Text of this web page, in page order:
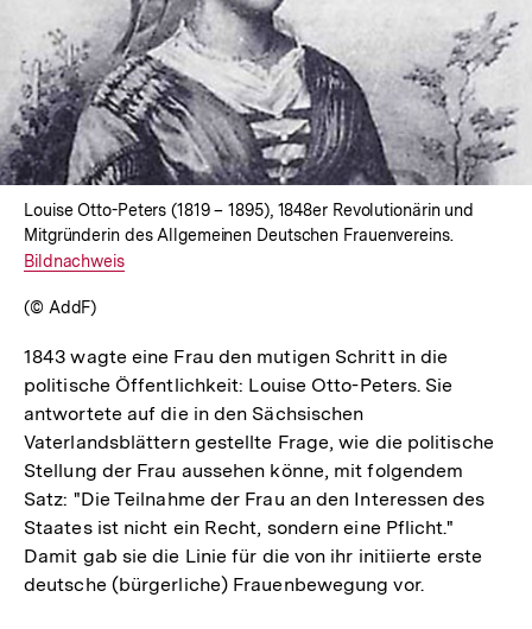
In
Lightbox
öffnen
Louise Otto-Peters (1819 – 1895), 1848er Revolutionärin und
Mitgründerin des Allgemeinen Deutschen Frauenvereins.
Bildnachweis
(© AddF)
1843 wagte eine Frau den mutigen Schritt in die
politische Öffentlichkeit: Louise Otto-Peters. Sie
antwortete auf die in den Sächsischen
Vaterlandsblättern gestellte Frage, wie die politische
Stellung der Frau aussehen könne, mit folgendem
Satz: "Die Teilnahme der Frau an den Interessen des
Staates ist nicht ein Recht, sondern eine Pflicht."
Damit gab sie die Linie für die von ihr initiierte erste
deutsche (bürgerliche) Frauenbewegung vor.